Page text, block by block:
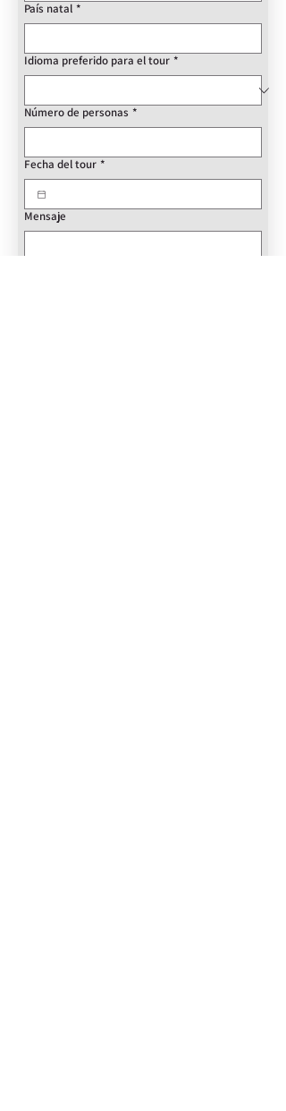
País natal *
Idioma preferido para el tour *
Número de personas *
Fecha del tour *
Mensaje